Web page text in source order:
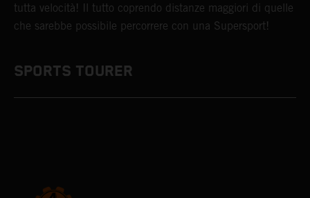
tutta velocità! Il tutto coprendo distanze maggiori di quelle
che sarebbe possibile percorrere con una Supersport!
SPORTS TOURER